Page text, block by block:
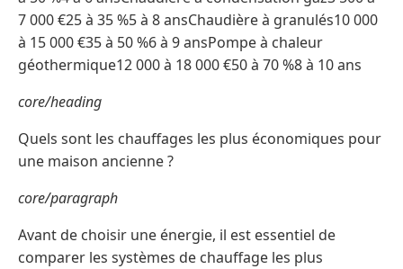
7 000 €25 à 35 %5 à 8 ansChaudière à granulés10 000
à 15 000 €35 à 50 %6 à 9 ansPompe à chaleur
géothermique12 000 à 18 000 €50 à 70 %8 à 10 ans
core/heading
Quels sont les chauffages les plus économiques pour
une maison ancienne ?
core/paragraph
Avant de choisir une énergie, il est essentiel de
comparer les systèmes de chauffage les plus